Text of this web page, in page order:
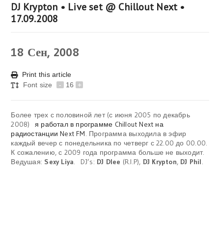
DJ Krypton • Live set @ Chillout Next •
17.09.2008
18 Сен, 2008
Print this article
Font size
- 16 +
Более трех с половиной лет (с июня 2005 по декабрь
2008) я работал в программе Chillout Next на
радиостанции Next FM. Программа выходила в эфир
каждый вечер с понедельника по четверг с 22.00 до 00.00.
К сожалению, с 2009 года программа больше не выходит.
Ведушая: Sexy Liya. DJ’s: DJ Dlee (R.I.P), DJ Krypton, DJ Phil.